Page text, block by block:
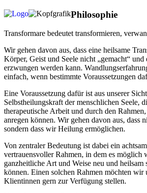
Philosophie
Transformare bedeutet transformieren,
Wir gehen davon aus, dass eine heilsame
Körper, Geist und Seele nicht „gemacht“ und
erzwungen werden kann.
einfach, wenn bestimmte Voraussetzungen
Eine Voraussetzung dafür ist aus unserer
Selbstheilungskraft der menschlichen Seele,
therapeutische Arbeit und durch den
anregen können. Wir gehen davon aus, dass
sondern dass wir Heilung ermöglichen.
Von zentraler Bedeutung ist dabei ein
vertrauensvoller Rahmen, in dem es möglich
ganzheitliche Art und Weise neu und heilsam
können. Einen solchen Rahmen möchten wir
Klientinnen gern zur Verfügung stellen.